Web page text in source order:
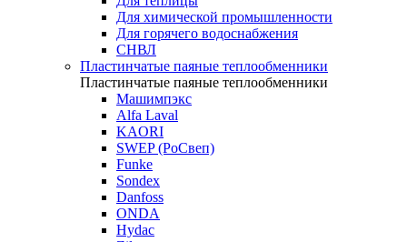
Для химической промышленности
Для горячего водоснабжения
СНВЛ
Пластинчатые паяные теплообменники
Пластинчатые паяные теплообменники
Машимпэкс
Alfa Laval
KAORI
SWEP (РоСвеп)
Funke
Sondex
Danfoss
ONDA
Hydac